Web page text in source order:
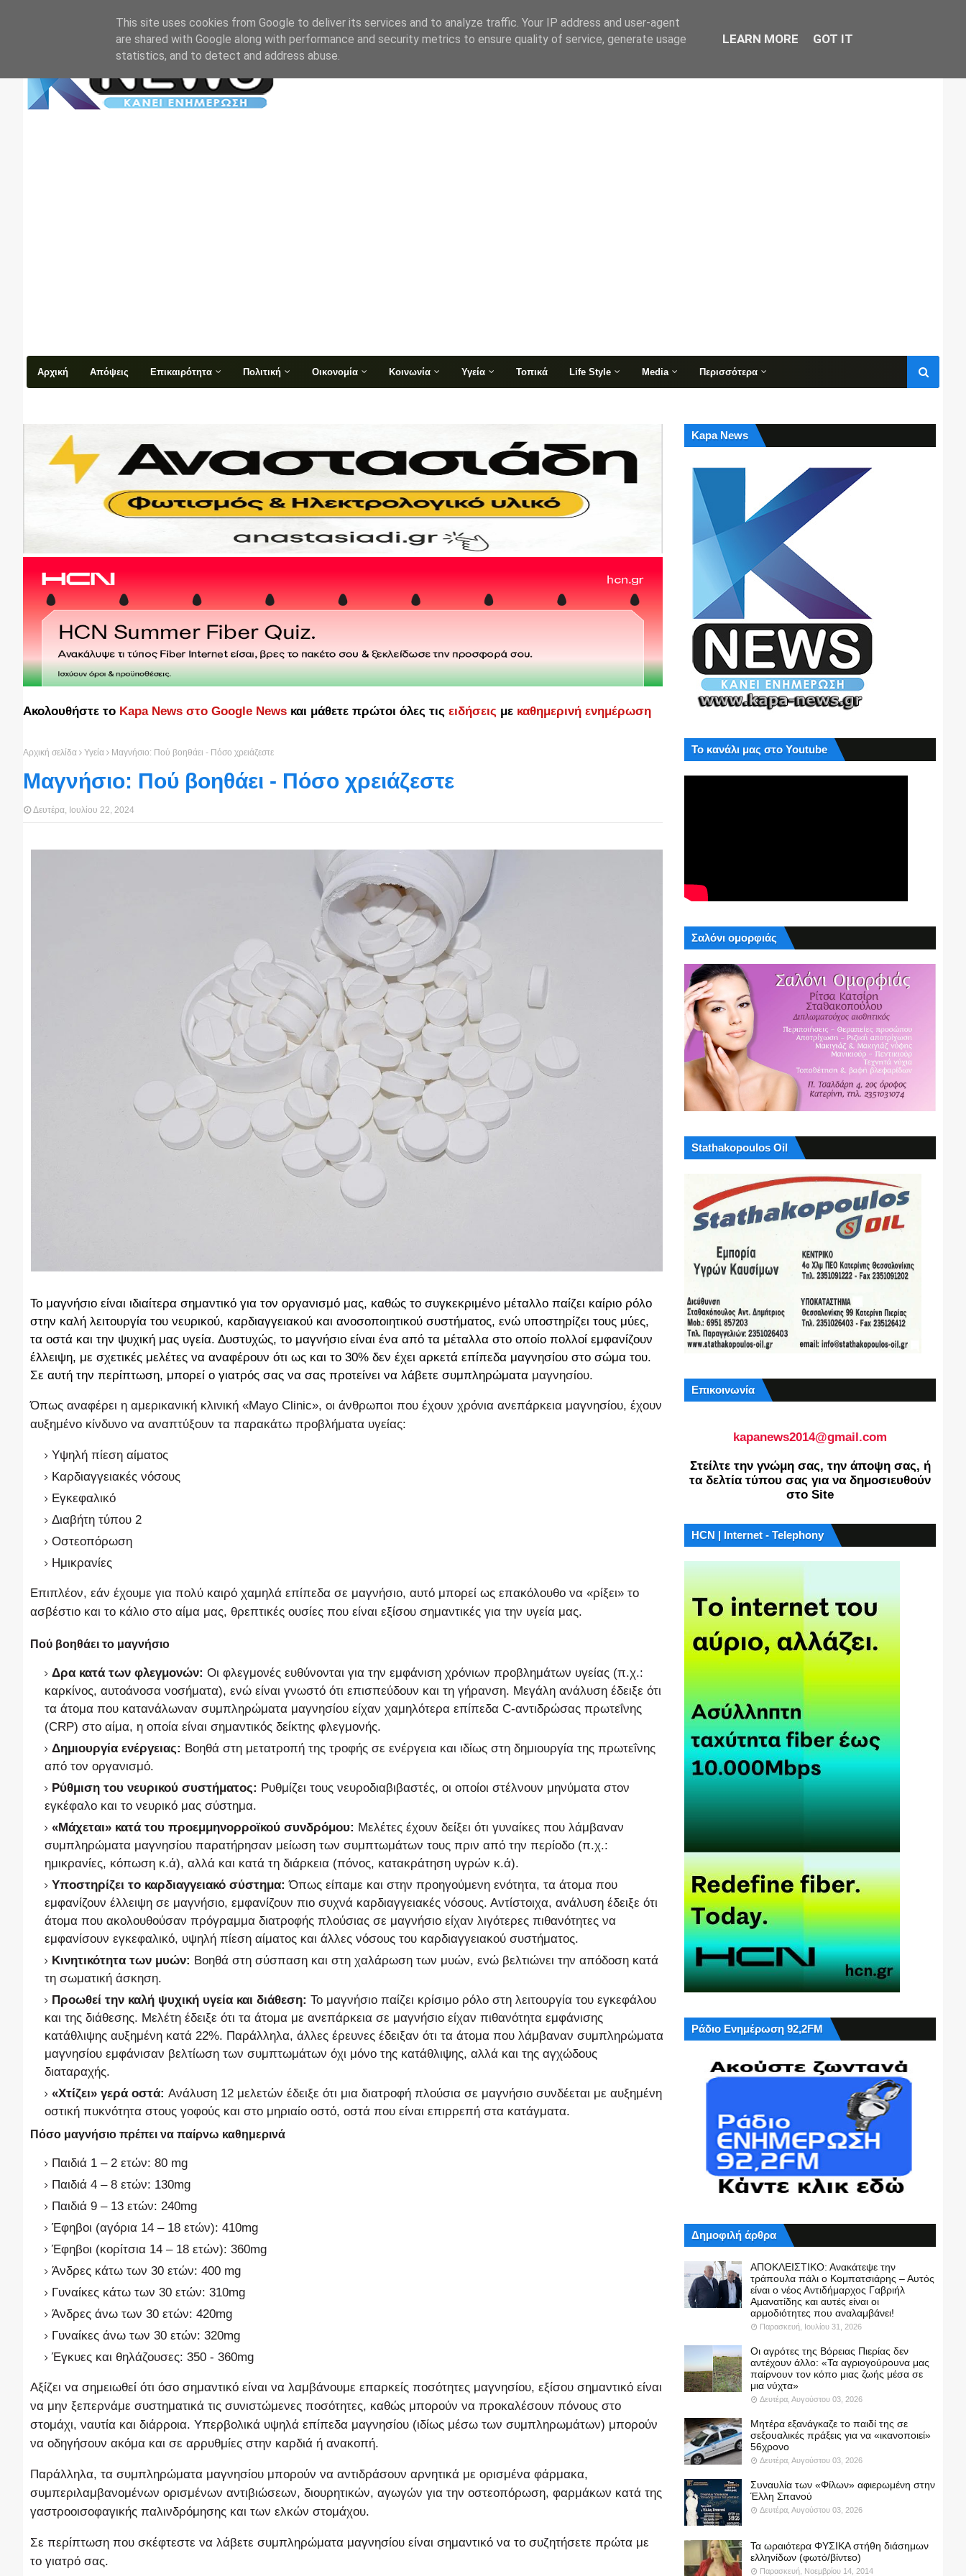
Αρχική Απόψεις Επικαιρότητα Πολιτική Οικονομία Κοινωνία Υγεία Τοπικά Life Style Media Περισσότερα
Ακολουθήστε το Kapa News στο Google News και μάθετε πρώτοι όλες τις ειδήσεις με καθημερινή ενημέρωση
Αρχική σελίδα Υγεία Μαγνήσιο: Πού βοηθάει - Πόσο χρειάζεστε
Μαγνήσιο: Πού βοηθάει - Πόσο χρειάζεστε
Δευτέρα, Ιουλίου 22, 2024
Το μαγνήσιο είναι ιδιαίτερα σημαντικό για τον οργανισμό μας, καθώς το συγκεκριμένο μέταλλο παίζει καίριο ρόλο
στην καλή λειτουργία του νευρικού, καρδιαγγειακού και ανοσοποιητικού συστήματος, ενώ υποστηρίζει τους μύες,
τα οστά και την ψυχική μας υγεία. Δυστυχώς, το μαγνήσιο είναι ένα από τα μέταλλα στο οποίο πολλοί εμφανίζουν
έλλειψη, με σχετικές μελέτες να αναφέρουν ότι ως και το 30% δεν έχει αρκετά επίπεδα μαγνησίου στο σώμα του.
Σε αυτή την περίπτωση, μπορεί ο γιατρός σας να σας προτείνει να λάβετε συμπληρώματα μαγνησίου.
Όπως αναφέρει η αμερικανική κλινική «Mayo Clinic», οι άνθρωποι που έχουν χρόνια ανεπάρκεια μαγνησίου, έχουν
αυξημένο κίνδυνο να αναπτύξουν τα παρακάτω προβλήματα υγείας:
Υψηλή πίεση αίματος
Καρδιαγγειακές νόσους
Εγκεφαλικό
Διαβήτη τύπου 2
Οστεοπόρωση
Ημικρανίες
Επιπλέον, εάν έχουμε για πολύ καιρό χαμηλά επίπεδα σε μαγνήσιο, αυτό μπορεί ως επακόλουθο να «ρίξει» το
ασβέστιο και το κάλιο στο αίμα μας, θρεπτικές ουσίες που είναι εξίσου σημαντικές για την υγεία μας.
Πού βοηθάει το μαγνήσιο
Δρα κατά των φλεγμονών: Οι φλεγμονές ευθύνονται για την εμφάνιση χρόνιων προβλημάτων υγείας (π.χ.:
καρκίνος, αυτοάνοσα νοσήματα), ενώ είναι γνωστό ότι επισπεύδουν και τη γήρανση. Μεγάλη ανάλυση έδειξε ότι
τα άτομα που κατανάλωναν συμπληρώματα μαγνησίου είχαν χαμηλότερα επίπεδα C-αντιδρώσας πρωτεΐνης
(CRP) στο αίμα, η οποία είναι σημαντικός δείκτης φλεγμονής.
Δημιουργία ενέργειας: Βοηθά στη μετατροπή της τροφής σε ενέργεια και ιδίως στη δημιουργία της πρωτεΐνης
από τον οργανισμό.
Ρύθμιση του νευρικού συστήματος: Ρυθμίζει τους νευροδιαβιβαστές, οι οποίοι στέλνουν μηνύματα στον
εγκέφαλο και το νευρικό μας σύστημα.
«Μάχεται» κατά του προεμμηνορροϊκού συνδρόμου: Μελέτες έχουν δείξει ότι γυναίκες που λάμβαναν
συμπληρώματα μαγνησίου παρατήρησαν μείωση των συμπτωμάτων τους πριν από την περίοδο (π.χ.:
ημικρανίες, κόπωση κ.ά), αλλά και κατά τη διάρκεια (πόνος, κατακράτηση υγρών κ.ά).
Υποστηρίζει το καρδιαγγειακό σύστημα: Όπως είπαμε και στην προηγούμενη ενότητα, τα άτομα που
εμφανίζουν έλλειψη σε μαγνήσιο, εμφανίζουν πιο συχνά καρδιαγγειακές νόσους. Αντίστοιχα, ανάλυση έδειξε ότι
άτομα που ακολουθούσαν πρόγραμμα διατροφής πλούσιας σε μαγνήσιο είχαν λιγότερες πιθανότητες να
εμφανίσουν εγκεφαλικό, υψηλή πίεση αίματος και άλλες νόσους του καρδιαγγειακού συστήματος.
Κινητικότητα των μυών: Βοηθά στη σύσπαση και στη χαλάρωση των μυών, ενώ βελτιώνει την απόδοση κατά
τη σωματική άσκηση.
Προωθεί την καλή ψυχική υγεία και διάθεση: Το μαγνήσιο παίζει κρίσιμο ρόλο στη λειτουργία του εγκεφάλου
και της διάθεσης. Μελέτη έδειξε ότι τα άτομα με ανεπάρκεια σε μαγνήσιο είχαν πιθανότητα εμφάνισης
κατάθλιψης αυξημένη κατά 22%. Παράλληλα, άλλες έρευνες έδειξαν ότι τα άτομα που λάμβαναν συμπληρώματα
μαγνησίου εμφάνισαν βελτίωση των συμπτωμάτων όχι μόνο της κατάθλιψης, αλλά και της αγχώδους
διαταραχής.
«Χτίζει» γερά οστά: Ανάλυση 12 μελετών έδειξε ότι μια διατροφή πλούσια σε μαγνήσιο συνδέεται με αυξημένη
οστική πυκνότητα στους γοφούς και στο μηριαίο οστό, οστά που είναι επιρρεπή στα κατάγματα.
Πόσο μαγνήσιο πρέπει να παίρνω καθημερινά
Παιδιά 1 – 2 ετών: 80 mg
Παιδιά 4 – 8 ετών: 130mg
Παιδιά 9 – 13 ετών: 240mg
Έφηβοι (αγόρια 14 – 18 ετών): 410mg
Έφηβοι (κορίτσια 14 – 18 ετών): 360mg
Άνδρες κάτω των 30 ετών: 400 mg
Γυναίκες κάτω των 30 ετών: 310mg
Άνδρες άνω των 30 ετών: 420mg
Γυναίκες άνω των 30 ετών: 320mg
Έγκυες και θηλάζουσες: 350 - 360mg
Αξίζει να σημειωθεί ότι όσο σημαντικό είναι να λαμβάνουμε επαρκείς ποσότητες μαγνησίου, εξίσου σημαντικό είναι
να μην ξεπερνάμε συστηματικά τις συνιστώμενες ποσότητες, καθώς μπορούν να προκαλέσουν πόνους στο
στομάχι, ναυτία και διάρροια. Υπερβολικά υψηλά επίπεδα μαγνησίου (ιδίως μέσω των συμπληρωμάτων) μπορούν
να οδηγήσουν ακόμα και σε αρρυθμίες στην καρδιά ή ανακοπή.
Παράλληλα, τα συμπληρώματα μαγνησίου μπορούν να αντιδράσουν αρνητικά με ορισμένα φάρμακα,
συμπεριλαμβανομένων ορισμένων αντιβιώσεων, διουρητικών, αγωγών για την οστεοπόρωση, φαρμάκων κατά της
γαστροοισοφαγικής παλινδρόμησης και των ελκών στομάχου.
Σε περίπτωση που σκέφτεστε να λάβετε συμπληρώματα μαγνησίου είναι σημαντικό να το συζητήσετε πρώτα με
το γιατρό σας.
Kapa News
Το κανάλι μας στο Youtube
Σαλόνι ομορφιάς
Stathakopoulos Oil
Επικοινωνία
kapanews2014@gmail.com
Στείλτε την γνώμη σας, την άποψη σας, ή
τα δελτία τύπου σας για να δημοσιευθούν
στο Site
HCN | Internet - Telephony
Ράδιο Ενημέρωση 92,2FM
Δημοφιλή άρθρα
ΑΠΟΚΛΕΙΣΤΙΚΟ: Ανακάτεψε την
τράπουλα πάλι ο Κομπατσιάρης – Αυτός
είναι ο νέος Αντιδήμαρχος Γαβριήλ
Αμανατίδης και αυτές είναι οι
αρμοδιότητες που αναλαμβάνει!
Παρασκευή, Ιουλίου 31, 2026
Οι αγρότες της Βόρειας Πιερίας δεν
αντέχουν άλλο: «Τα αγριογούρουνα μας
παίρνουν τον κόπο μιας ζωής μέσα σε
μια νύχτα»
Δευτέρα, Αυγούστου 03, 2026
Μητέρα εξανάγκαζε το παιδί της σε
σεξουαλικές πράξεις για να «ικανοποιεί»
56χρονο
Δευτέρα, Αυγούστου 03, 2026
Συναυλία των «Φίλων» αφιερωμένη στην
Έλλη Σπανού
Δευτέρα, Αυγούστου 03, 2026
Τα ωραιότερα ΦΥΣΙΚΑ στήθη διάσημων
ελληνίδων (φωτό/βίντεο)
Παρασκευή, Νοεμβρίου 14, 2014
This site uses cookies from Google to deliver its services and to analyze traffic. Your IP address and user-agent
are shared with Google along with performance and security metrics to ensure quality of service, generate usage
statistics, and to detect and address abuse.
LEARN MORE GOT IT